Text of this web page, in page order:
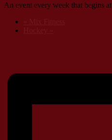
An event every week that begins